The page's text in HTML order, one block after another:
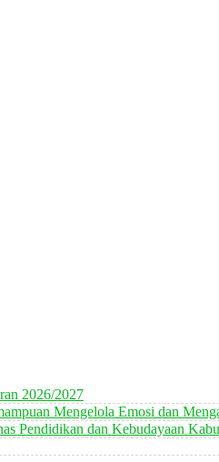
2026/2027
Mengelola Emosi dan
Pendidikan dan Kebudayaan